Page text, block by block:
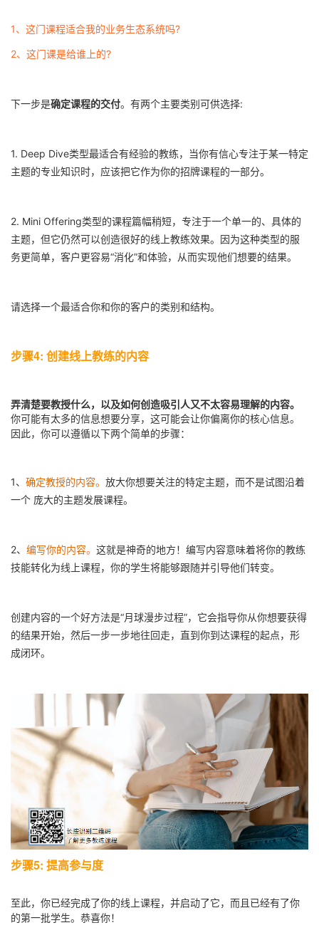
1、这门课程适合我的业务生态系统吗?
2、这门课是给谁上的?
下一步是确定课程的交付。有两个主要类别可供选择:
1. Deep Dive类型最适合有经验的教练，当你有信心专注于某一特定
主题的专业知识时，应该把它作为你的招牌课程的一部分。
2. Mini Offering类型的课程篇幅稍短，专注于一个单一的、具体的
主题，但它仍然可以创造很好的线上教练效果。因为这种类型的服
务更简单，客户更容易“消化”和体验，从而实现他们想要的结果。
请选择一个最适合你和你的客户的类别和结构。
步骤4: 创建线上教练的内容
弄清楚要教授什么，以及如何创造吸引人又不太容易理解的内容。
你可能有太多的信息想要分享，这可能会让你偏离你的核心信息。
因此，你可以遵循以下两个简单的步骤：
1、 确定教授的内容。 放大你想要关注的特定主题，而不是试图沿着
一个 庞大的主题发展课程。
2、 编写你的内容。 这就是神奇的地方！编写内容意味着将你的教练
技能转化为线上课程，你的学生将能够跟随并引导他们转变。
创建内容的一个好方法是“月球漫步过程”，它会指导你从你想要获得
的结果开始，然后一步一步地往回走，直到你到达课程的起点，形
成闭环。
步骤5: 提高参与度
至此，你已经完成了你的线上课程，并启动了它，而且已经有了你
的第一批学生。恭喜你！